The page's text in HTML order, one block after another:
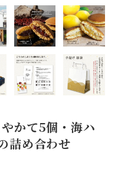
かて5個・海ハ
詰め合わせ